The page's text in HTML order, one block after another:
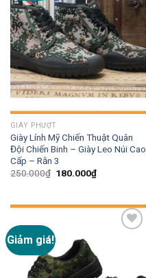
GIÀY PHƯỢT
Giày Lính Mỹ Chiến Thuật Quân
Đội Chiến Binh – Giày Leo Núi Cao
Cấp – Rằn 3
250.000₫ 180.000₫
Giảm giá!